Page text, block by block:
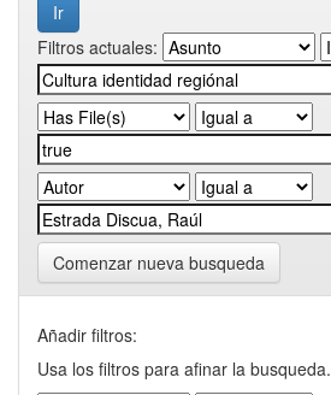
Filtros actuales:
Comenzar nueva busqueda
Añadir filtros:
Usa los filtros para afinar la busqueda.